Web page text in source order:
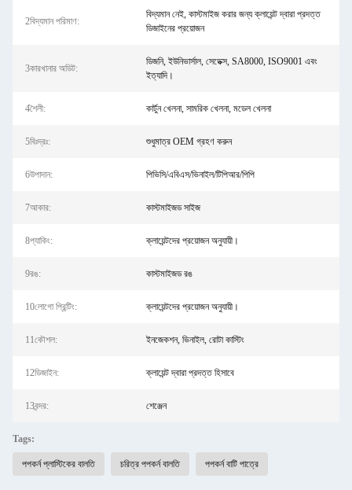
2বিদ্যমান পরিমাণ:
বিদ্যমান নেই, কাস্টমাইজ করার জন্য ক্লায়েন্ট দ্বারা প্রদত্ত
ডিজাইনের প্রয়োজন
3কারখানার অডিট:
ডিজনি, ইউনিভার্সাল, সেডেক্স, SA8000, ISO9001 এবং
ইত্যাদি।
4শৈলী: কার্টুন খেলনা, সামরিক খেলনা, মডেল খেলনা
5বিঃদ্রঃ: শুধুমাত্র OEM গ্রহণ করুন
6উপাদান: পিভিসি/এবিএস/ভিনাইল/টিপিআর/পিপি
7আকার: কাস্টমাইজড সাইজ
8প্যাকিং: ক্লায়েন্টদের প্রয়োজন অনুযায়ী।
9রঙ: কাস্টমাইজড রঙ
10লোগো প্রিন্টিং: ক্লায়েন্টদের প্রয়োজন অনুযায়ী।
11কৌশল: ইনজেকশন, ভিনাইল, রোটা কাস্টিং
12ডিজাইন: ক্লায়েন্ট দ্বারা প্রদত্ত হিসাবে
13বন্দর: শেঞ্জেন
Tags:
পপকর্ন প্লাস্টিকের বালতি চরিত্র পপকর্ন বালতি পপকর্ন বাটি পাত্রে